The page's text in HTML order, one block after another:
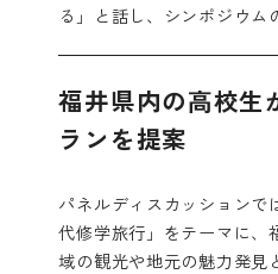
る」と話し、シンポジウム
福井県内の高校生
ランを提案
パネルディスカッションで
代修学旅行」をテーマに、
域の観光や地元の魅力発見